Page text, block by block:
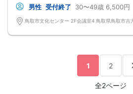
男性 受付終了 30〜49歳 6,500円
1 2
全2ページ